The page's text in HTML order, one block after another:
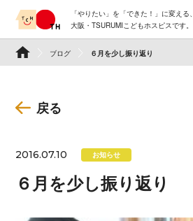
content
「やりたい」を「できた！」に変える、
大阪・TSURUMIこどもホスピスです。
TSURUMI こどもホスピス
ブログ ６月を少し振り返り
戻る
2016.07.10 お知らせ
６月を少し振り返り